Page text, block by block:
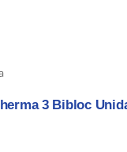
3 Bibloc